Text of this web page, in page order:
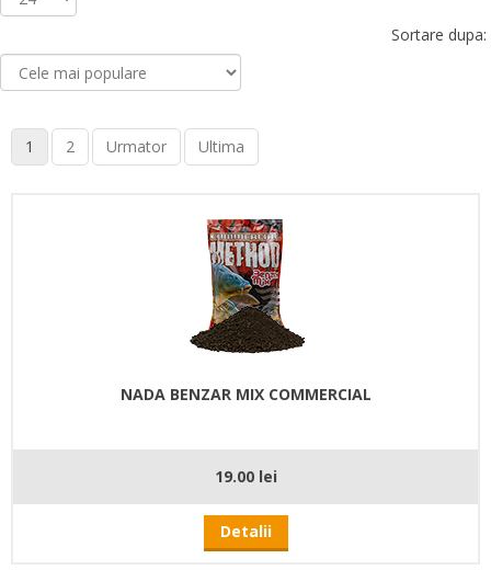
Sortare dupa:
1 2 Urmator Ultima
NADA BENZAR MIX COMMERCIAL
19.00 lei
Detalii